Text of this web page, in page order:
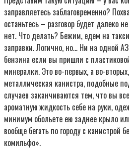
заправляетесь заблаговременно?
останьтесь – разговор будет далеко
нет. Что делать? Бежим, едем на
заправки. Логично, но… Ни на одной
бензина если вы пришли с
минералки. Это во-первых, а во-
металлическая канистра, подобные
случаев заканчиваются тем, что вы
ароматную жидкость себе на руки,
минимум обольете ею заднее крыло
вообще бегать по городу с канистрой
комильфо».